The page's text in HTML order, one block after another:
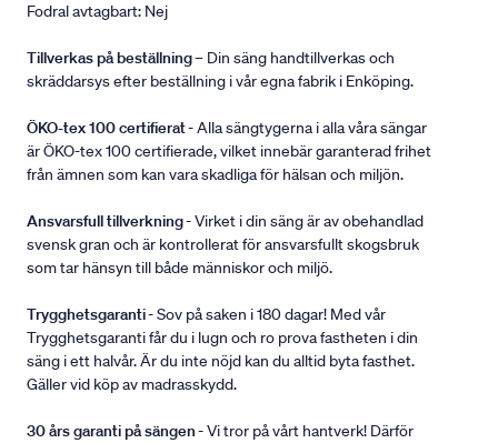
Fodral avtagbart: Nej
Tillverkas på beställning– Din säng handtillverkas och
skräddarsys efter beställning i vår egna fabrik i Enköping.
ÖKO-tex 100 certifierat- Alla sängtygerna i alla våra sängar
är ÖKO-tex 100 certifierade, vilket innebär garanterad frihet
från ämnen som kan vara skadliga för hälsan och miljön.
Ansvarsfull tillverkning- Virket i din säng är av obehandlad
svensk gran och är kontrollerat för ansvarsfullt skogsbruk
som tar hänsyn till både människor och miljö.
Trygghetsgaranti- Sov på saken i 180 dagar! Med vår
Trygghetsgaranti får du i lugn och ro prova fastheten i din
säng i ett halvår. Är du inte nöjd kan du alltid byta fasthet.
Gäller vid köp av madrasskydd.
30 års garanti på sängen- Vi tror på vårt hantverk! Därför